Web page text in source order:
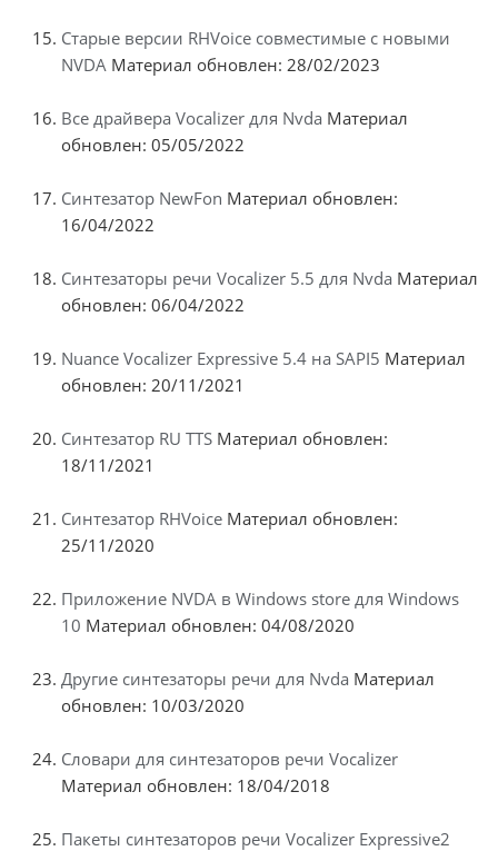
Старые версии RHVoice совместимые с новыми
NVDA Материал обновлен: 28/02/2023
Все драйвера Vocalizer для Nvda Материал
обновлен: 05/05/2022
Синтезатор NewFon Материал обновлен:
16/04/2022
Синтезаторы речи Vocalizer 5.5 для Nvda Материал
обновлен: 06/04/2022
Nuance Vocalizer Expressive 5.4 на SAPI5 Материал
обновлен: 20/11/2021
Синтезатор RU TTS Материал обновлен:
18/11/2021
Синтезатор RHVoice Материал обновлен:
25/11/2020
Приложение NVDA в Windows store для Windows
10 Материал обновлен: 04/08/2020
Другие синтезаторы речи для Nvda Материал
обновлен: 10/03/2020
Словари для синтезаторов речи Vocalizer
Материал обновлен: 18/04/2018
Пакеты синтезаторов речи Vocalizer Expressive2